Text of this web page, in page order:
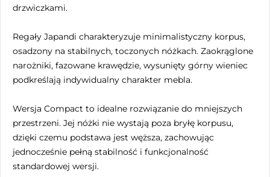
drzwiczkami.
Regały Japandi charakteryzuje minimalistyczny korpus,
osadzony na stabilnych, toczonych nóżkach. Zaokrąglone
narożniki, fazowane krawędzie, wysunięty górny wieniec
podkreślają indywidualny charakter mebla.
Wersja Compact to idealne rozwiązanie do mniejszych
przestrzeni. Jej nóżki nie wystają poza bryłę korpusu,
dzięki czemu podstawa jest węższa, zachowując
jednocześnie pełną stabilność i funkcjonalność
standardowej wersji.